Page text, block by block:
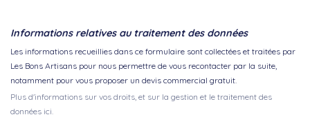
Informations relatives au traitement des données
Les informations recueillies dans ce formulaire sont collectées et traitées par
Les Bons Artisans pour nous permettre de vous recontacter par la suite,
notamment pour vous proposer un devis commercial gratuit.
Plus d'informations sur vos droits, et sur la gestion et le traitement des
données ici.